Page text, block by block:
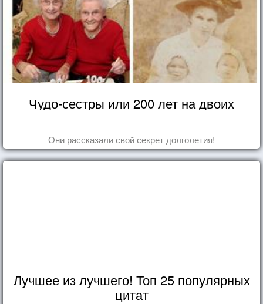
Чудо-сестры или 200 лет на двоих
Они рассказали свой секрет долголетия!
Лучшее из лучшего! Топ 25 популярных
цитат